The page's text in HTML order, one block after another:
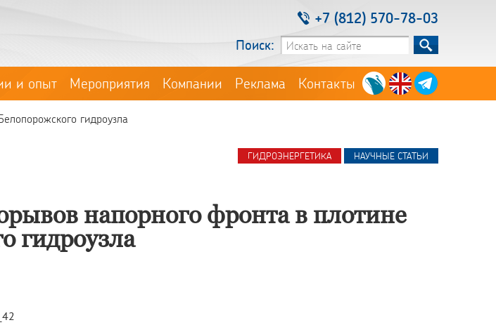
+7 (812) 570-78-03
Поиск:
и опыт Мероприятия Компании Реклама Контакты
гидроузла
НАУЧНЫЕ СТАТЬИ
ГИДРОЭНЕРГЕТИКА
напорного фронта в плотине
гидроузла